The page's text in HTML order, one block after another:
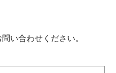
い合わせください。